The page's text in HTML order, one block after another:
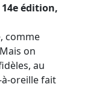
édition,
comme
on
au
oreille fait